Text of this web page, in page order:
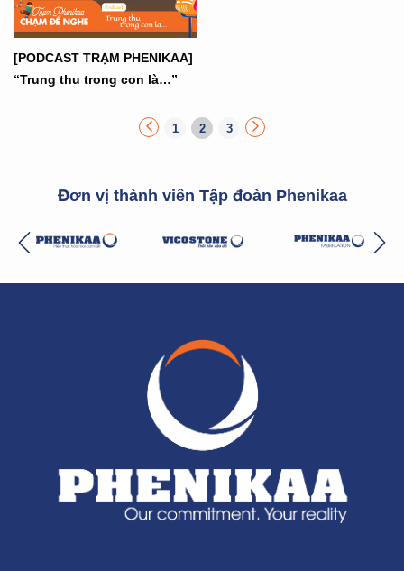
[PODCAST TRẠM PHENIKAA]
“Trung thu trong con là…”
1 2 3
Đơn vị thành viên Tập đoàn Phenikaa